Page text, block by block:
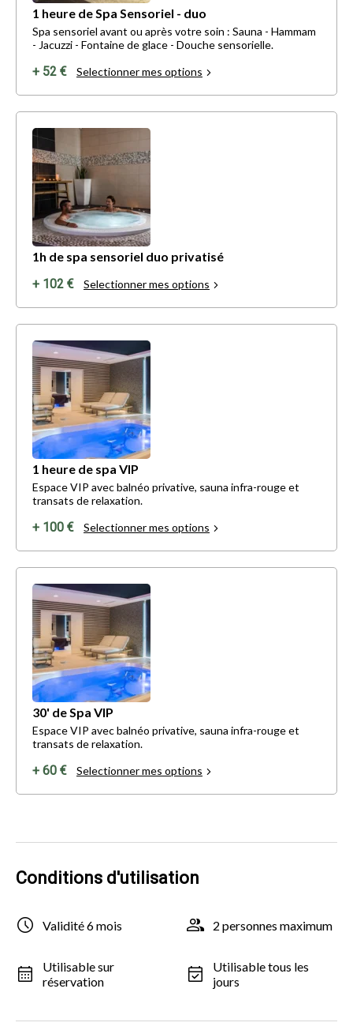
1 heure de Spa Sensoriel - duo
Spa sensoriel avant ou après votre soin : Sauna - Hammam
- Jacuzzi - Fontaine de glace - Douche sensorielle.
+ 52 € Selectionner mes options
1h de spa sensoriel duo privatisé
+ 102 €
Selectionner mes options
1 heure de spa VIP
Espace VIP avec balnéo privative, sauna infra-rouge et
transats de relaxation.
+ 100 € Selectionner mes options
30' de Spa VIP
Espace VIP avec balnéo privative, sauna infra-rouge et
transats de relaxation.
+ 60 € Selectionner mes options
Conditions d'utilisation
Validité 6 mois 2 personnes maximum
Utilisable sur
réservation
Utilisable tous les
jours